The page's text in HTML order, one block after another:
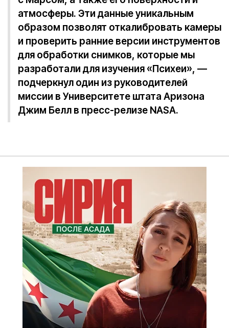
атмосферы. Эти данные уникальным
образом позволят откалибровать камеры
и проверить ранние версии инструментов
для обработки снимков, которые мы
разработали для изучения «Психеи», —
подчеркнул один из руководителей
миссии в Университете штата Аризона
Джим Белл в пресс-релизе NASA.